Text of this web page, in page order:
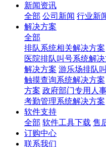
新闻资讯
全部 公司新闻 行业新
解决方案
全部
排队系统相关解决方案
医院排队叫号系统解
解决方案 游乐场排队
触摸查询系统解决方案
方案 政府部门专用人
考勤管理系统解决方案
软件支持
全部 软件工具下载 售
订购中心
联系我们